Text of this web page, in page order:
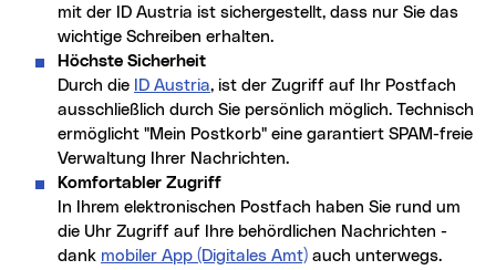
mit der ID Austria ist sichergestellt, dass nur Sie das
wichtige Schreiben erhalten.
Höchste Sicherheit
Durch die
ID Austria, ist der Zugriff auf Ihr Postfach
ausschließlich durch Sie persönlich möglich. Technisch
ermöglicht "Mein Postkorb" eine garantiert SPAM-freie
Verwaltung Ihrer Nachrichten.
Komfortabler Zugriff
In Ihrem elektronischen Postfach haben Sie rund um
die Uhr Zugriff auf Ihre behördlichen Nachrichten -
dank mobiler App (Digitales Amt) auch unterwegs.